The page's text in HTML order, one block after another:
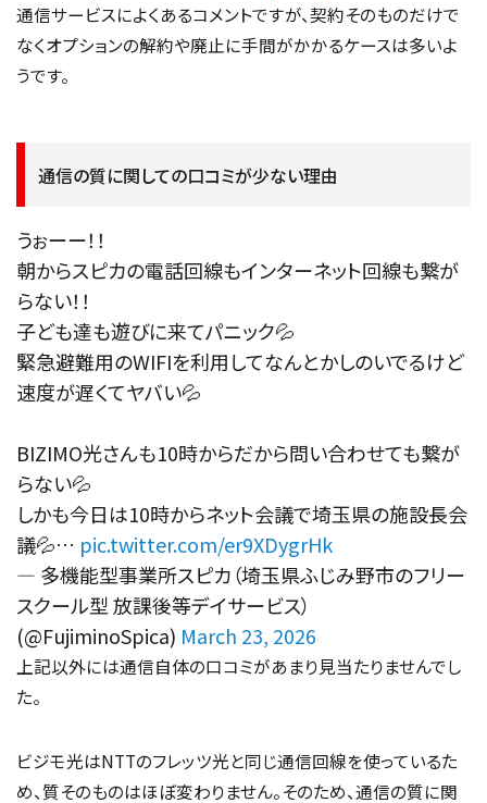
通信サービスによくあるコメントですが、契約そのものだけで
なくオプションの解約や廃止に手間がかかるケースは多いよ
うです。
通信の質に関しての口コミが少ない理由
うぉーー！！
朝からスピカの電話回線もインターネット回線も繋が
らない！！
子ども達も遊びに来てパニック💦
緊急避難用のWIFIを利用してなんとかしのいでるけど
速度が遅くてヤバい💦
BIZIMO光さんも10時からだから問い合わせても繋が
らない💦
しかも今日は10時からネット会議で埼玉県の施設長会
議💦… pic.twitter.com/er9XDygrHk
— 多機能型事業所スピカ（埼玉県ふじみ野市のフリー
スクール型 放課後等デイサービス）
(@FujiminoSpica) March 23, 2026
上記以外には通信自体の口コミがあまり見当たりませんでし
た。
ビジモ光はNTTのフレッツ光と同じ通信回線を使っているた
め、質そのものはほぼ変わりません。そのため、通信の質に関